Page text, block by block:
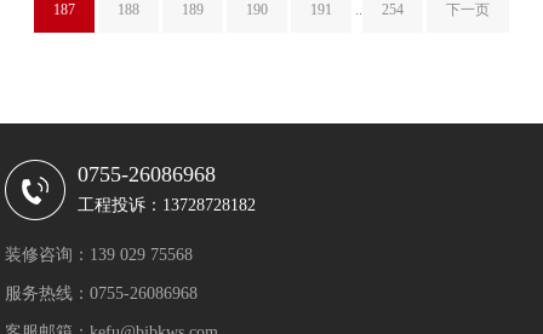
187 188 189 190 191 .. 254 下一页
0755-26086968
工程投诉：13728728182
装修咨询：139 029 75568
服务热线：0755-26086968